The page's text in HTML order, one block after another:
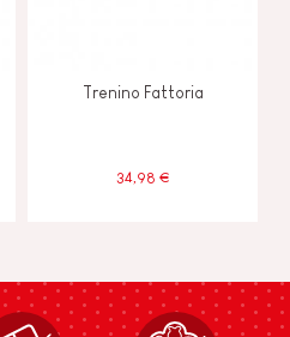
Trenino Fattoria
34,98 €